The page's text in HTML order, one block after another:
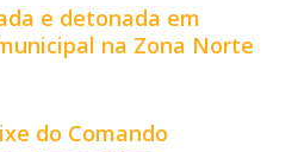
e detonada em
na Zona Norte
do Comando